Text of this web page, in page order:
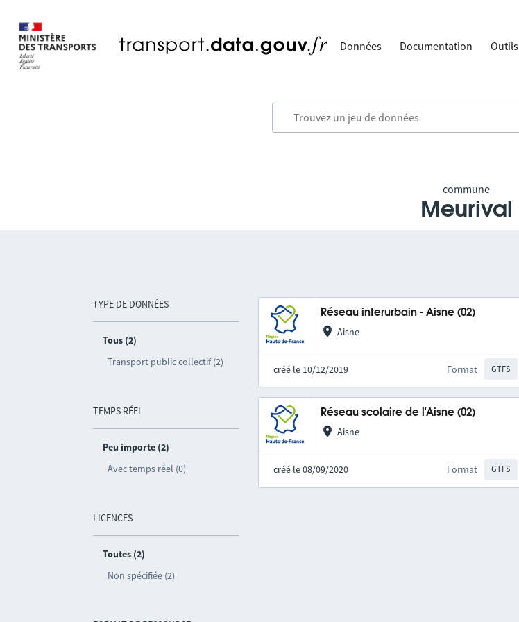
Données Documentation Outils
commune
Meurival
TYPE DE DONNÉES
Tous (2)
Transport public collectif (2)
TEMPS RÉEL
Peu importe (2)
Avec temps réel (0)
LICENCES
Toutes (2)
Non spécifiée (2)
Réseau interurbain - Aisne (02)
Aisne
créé le 10/12/2019 Format GTFS
Réseau scolaire de l'Aisne (02)
Aisne
créé le 08/09/2020 Format GTFS